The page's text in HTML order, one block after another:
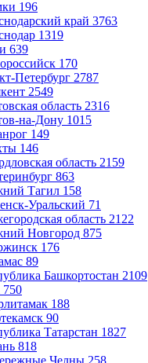
196
край 3763
1319
639
170
Петербург 2787
2549
область 2316
на-Дону 1015
149
146
область 2159
863
Тагил 158
Уральский 71
область 2122
Новгород 875
176
89
Башкортостан 2109
750
188
90
Татарстан 1827
818
Челны 258